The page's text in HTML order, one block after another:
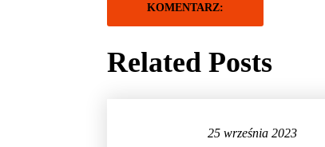
Related Posts
25 września 2023